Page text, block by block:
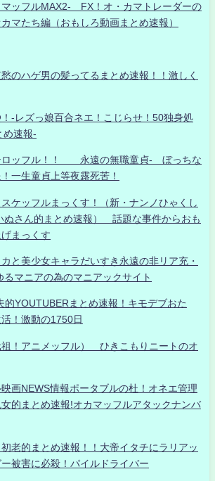
マッフルMAX2- FX！オ・カマトレーダーの
マたち編（おもしろ動画まとめ速報）
のハゲ男の髪ってるまとめ速報！！激しく
-レズっ娘百合ネエ！こじらせ！50独身処
め速報-
ロッフル！！ 永遠の無職童貞- ぼっちな
一生童貞上等夜露死苦！
ケッフルまっくす！（新・ナンノひゃくし
ぬさん的まとめ速報） 話題な事件からおも
まっくす
と美少女キャラだいすき永遠の非リア充・
マニアの為のマニアックサイト
的YOUTUBERまとめ速報！キモデブおた
！激動の1750日
祖！アニメッフル） ひきこもりニートのオ
画NEWS情報ポータブルの杜！オネエ管理
的まとめ速報!オカマッフルアタックナンバ
老的まとめ速報！！大帝イタチにラリアッ
被害に必殺！パイルドライバー